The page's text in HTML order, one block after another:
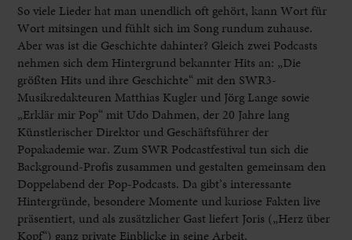
So viele Lieder hat man unendlich oft gehört, kann Wort für
Wort mitsingen und fühlt sich im Song rundum zuhause.
Aber was ist die Geschichte dahinter? Gleich zwei Podcasts
nehmen sich dem Hintergrund bekannter Hits an: „Die
größten Hits und ihre Geschichte“ mit den SWR3-
Musikredakteuren Matthias Kugler und Jörg Lange sowie
„Erklär mir Pop“ mit Udo Dahmen, der 20 Jahre lang
Künstlerischer Direktor und Geschäftsführer der
Popakademie war. Zum SWR Podcastfestival tun sich die
Background-Profis zusammen und gestalten gemeinsam den
Doppelabend der Pop-Podcasts. Da gibt’s interessante
Hintergründe, besondere Momente und kuriose Fakten live
präsentiert, und als zusätzlicher Gast liefert Joris („Herz über
Kopf“) ganz private Einblicke in seine Arbeit.